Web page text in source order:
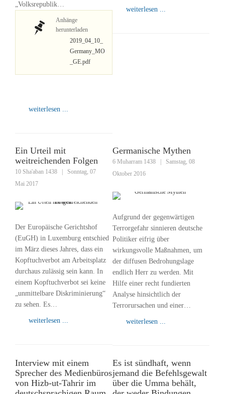
„Volksrepublik…
Anhänge
herunterladen
2019_04_10_
Germany_MO
_GE.pdf
weiterlesen ...
weiterlesen ...
Ein Urteil mit
weitreichenden Folgen
10 Sha'aban 1438
Sonntag, 07
Mai 2017
Der Europäische Gerichtshof
(EuGH) in Luxemburg entschied
im März dieses Jahres, dass ein
Kopftuchverbot am Arbeitsplatz
durchaus zulässig sein kann. In
einem Kopftuchverbot sei keine
„unmittelbare Diskriminierung“
zu sehen. Es…
weiterlesen ...
Germanische Mythen
6 Muharram 1438
Samstag, 08
Oktober 2016
Aufgrund der gegenwärtigen
Terrorgefahr sinnieren deutsche
Politiker eifrig über
wirkungsvolle Maßnahmen, um
der diffusen Bedrohungslage
endlich Herr zu werden. Mit
Hilfe einer recht fundierten
Analyse hinsichtlich der
Terrorursachen und einer…
weiterlesen ...
Interview mit einem
Sprecher des Medienbüros
von Hizb-ut-Tahrir im
Es ist sündhaft, wenn
jemand die Befehlsgewalt
über die Umma behält,